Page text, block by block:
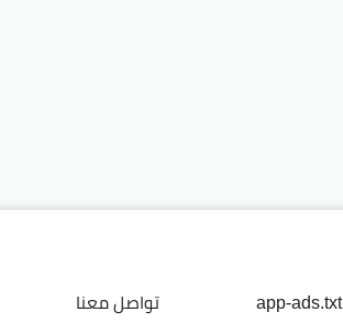
app-ads.txt
تواصل معنا